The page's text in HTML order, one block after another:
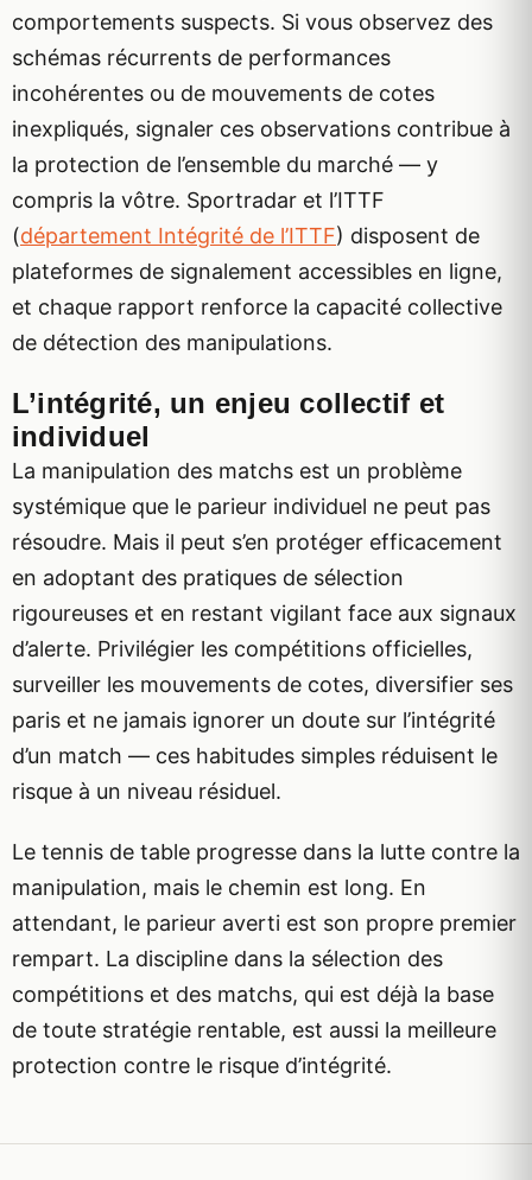
comportements suspects. Si vous observez des
schémas récurrents de performances
incohérentes ou de mouvements de cotes
inexpliqués, signaler ces observations contribue à
la protection de l’ensemble du marché — y
compris la vôtre. Sportradar et l’ITTF
(département Intégrité de l’ITTF) disposent de
plateformes de signalement accessibles en ligne,
et chaque rapport renforce la capacité collective
de détection des manipulations.
L’intégrité, un enjeu collectif et
individuel
La manipulation des matchs est un problème
systémique que le parieur individuel ne peut pas
résoudre. Mais il peut s’en protéger efficacement
en adoptant des pratiques de sélection
rigoureuses et en restant vigilant face aux signaux
d’alerte. Privilégier les compétitions officielles,
surveiller les mouvements de cotes, diversifier ses
paris et ne jamais ignorer un doute sur l’intégrité
d’un match — ces habitudes simples réduisent le
risque à un niveau résiduel.
Le tennis de table progresse dans la lutte contre la
manipulation, mais le chemin est long. En
attendant, le parieur averti est son propre premier
rempart. La discipline dans la sélection des
compétitions et des matchs, qui est déjà la base
de toute stratégie rentable, est aussi la meilleure
protection contre le risque d’intégrité.